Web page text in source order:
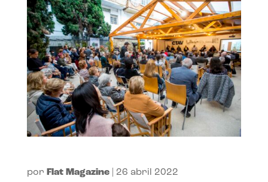
por Flat Magazine| 26 abril 2022